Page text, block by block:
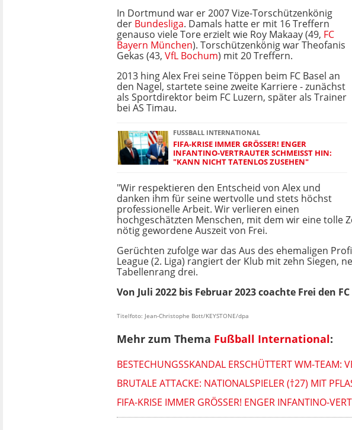
In Dortmund war er 2007 Vize-Torschützenkönig
der Bundesliga. Damals hatte er mit 16 Treffern
genauso viele Tore erzielt wie Roy Makaay (49, FC
Bayern München). Torschützenkönig war Theofanis
Gekas (43, VfL Bochum) mit 20 Treffern.
2013 hing Alex Frei seine Töppen beim FC Basel an
den Nagel, startete seine zweite Karriere - zunächst
als Sportdirektor beim FC Luzern, später als Trainer
bei AS Timau.
FUSSBALL INTERNATIONAL
FIFA-KRISE IMMER GRÖSSER! ENGER I
NFANTINO-VERTRAUTER SCHMEISST HIN: "K
ANN NICHT TATENLOS ZUSEHEN"
"Wir respektieren den Entscheid von Alex und
danken ihm für seine wertvolle und stets höchst
professionelle Arbeit. Wir verlieren einen
hochgeschätzten Menschen, mit dem wir eine tolle
nötig gewordene Auszeit von Frei.
Gerüchten zufolge war das Aus des ehemaligen
League (2. Liga) rangiert der Klub mit zehn Siegen,
Tabellenrang drei.
Von Juli 2022 bis Februar 2023 coachte Frei den
Titelfoto: Jean-Christophe Bott/KEYSTONE/dpa
Mehr zum Thema Fußball International:
BESTECHUNGSSKANDAL ERSCHÜTTERT WM-TEAM:
BRUTALE ATTACKE: NATIONALSPIELER (†27) MIT
FIFA-KRISE IMMER GRÖSSER! ENGER INFANTINO-